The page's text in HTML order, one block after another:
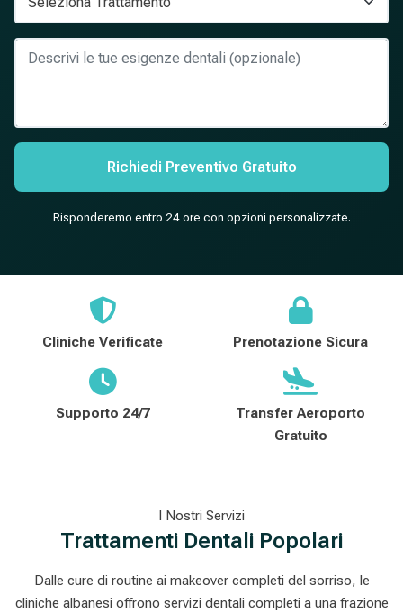
Richiedi Preventivo Gratuito
Risponderemo entro 24 ore con opzioni personalizzate.
Cliniche Verificate Prenotazione Sicura
Supporto 24/7
Transfer Aeroporto
Gratuito
I Nostri Servizi
Trattamenti Dentali Popolari
Dalle cure di routine ai makeover completi del sorriso, le
cliniche albanesi offrono servizi dentali completi a una frazione